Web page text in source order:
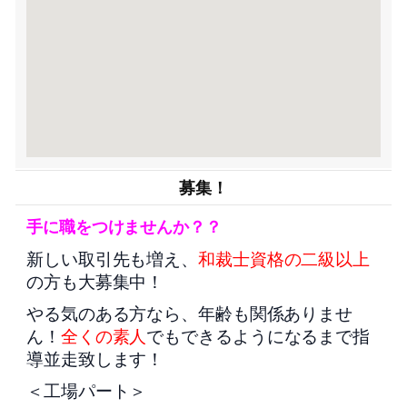
募集！
手に職をつけませんか？？
新しい取引先も増え、 和裁士資格の二級以上
の方も大募集中！
やる気のある方なら、年齢も関係ありませ
ん！ 全くの素人でもできるようになるまで指
導並走致します！
＜工場パート＞